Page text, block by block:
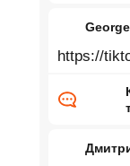
https://